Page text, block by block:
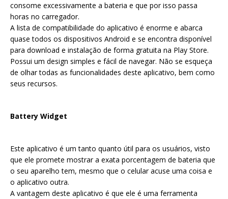
consome excessivamente a bateria e que por isso passa
horas no carregador.
A lista de compatibilidade do aplicativo é enorme e abarca
quase todos os dispositivos Android e se encontra disponível
para download e instalação de forma gratuita na Play Store.
Possui um design simples e fácil de navegar. Não se esqueça
de olhar todas as funcionalidades deste aplicativo, bem como
seus recursos.
Battery Widget
Este aplicativo é um tanto quanto útil para os usuários, visto
que ele promete mostrar a exata porcentagem de bateria que
o seu aparelho tem, mesmo que o celular acuse uma coisa e
o aplicativo outra.
A vantagem deste aplicativo é que ele é uma ferramenta